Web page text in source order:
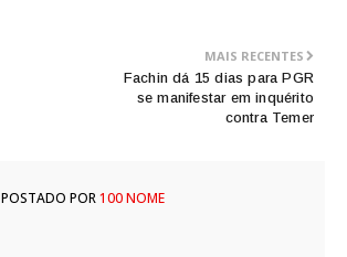
MAIS RECENTES
Fachin dá 15 dias para PGR
se manifestar em inquérito
contra Temer
POSTADO POR100 NOME